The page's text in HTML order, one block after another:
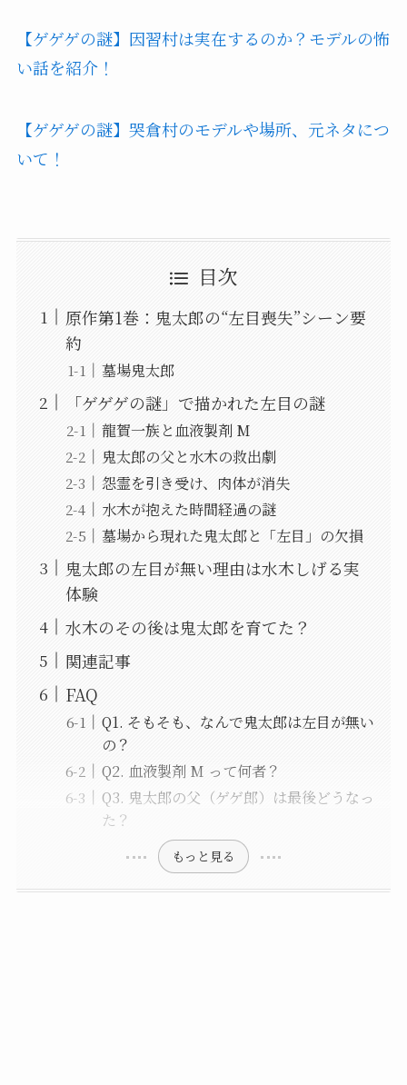
【ゲゲゲの謎】因習村は実在するのか？モデルの怖
い話を紹介！
【ゲゲゲの謎】哭倉村のモデルや場所、元ネタにつ
いて！
目次
原作第1巻：鬼太郎の“左目喪失”シーン要
約
墓場鬼太郎
「ゲゲゲの謎」で描かれた左目の謎
龍賀一族と血液製剤 M
鬼太郎の父と水木の救出劇
怨霊を引き受け、肉体が消失
水木が抱えた時間経過の謎
墓場から現れた鬼太郎と「左目」の欠損
鬼太郎の左目が無い理由は水木しげる実
体験
水木のその後は鬼太郎を育てた？
関連記事
FAQ
Q1. そもそも、なんで鬼太郎は左目が無い
の？
Q2. 血液製剤 M って何者？
Q3. 鬼太郎の父（ゲゲ郎）は最後どうなっ
た？
もっと見る